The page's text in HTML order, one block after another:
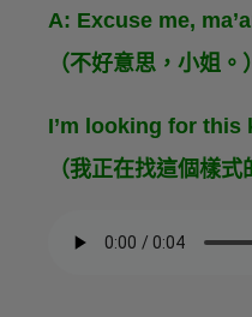
A: Excuse me,
（不好意思，小姐。）
I’m looking for this
（我正在找這個樣